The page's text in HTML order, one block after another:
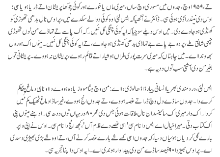
تے، ۱۹۵۹ وچ، جدوں میں مسوری وچ ساں، میری ماں یا خورے ہور کوئی چوکھا پریشان اتے ڈریا ہویا سی؛
اوس دی نیندر اُڈی ہوئی سی۔ ڈاکٹر نے آکھیا کہ ایس لئی اوہ کوئی دوا لے سکدے نیں، پر اوس نال بدھی تھوڑی کو
کھنڈی ہو جاوے دی۔ میں اوس ویلے سوچیا کہ ایہ کوئی چنگی گل نئیں۔ کہ اک پاسے تے تہاڈے من نوں تھوڑی
جیہی شانتی ملے، پر دوجے پاسے جے تہاڈی بدھی کھنڈی ہو جاوے، تے ایہ کوئی چنگی گل نئیں۔ مینوں اک ہور ول
بھاوندا اے۔ میں چاہناں کہ میری سرت پوری طراں ہوشیار اتے قائم رہوے، پریشان نہ ہووے۔ پریشانی توں
بغیر من دی آشتی سب توں ودیہ ہے۔
ایس لئی، دردمندی بھریا انسانی پیار ڈاڈھا لوڑی دا اے: من وچ جنّا موہ زیادہ ہووے دا اونا ہی دماغ چنگا کم
کرے دا۔ جدوں ساڈے دل وچ ڈر اتے غصہ ہووے، تے جدوں انج ہووے، فیر ساڈا دماغ ٹھیک کم نئیں
کردا۔ اک وار میری اک سائینسدان نال ملاقات ہوئی جس دی عمر ۸۰ ورہیاں توں ودھ سی۔ اوہنے مینوں اپنی
اک کتاب دتی۔ میرا خیال اے ایس دا نام سی 'اسی غصے دے غلام آں'، کجھ انج دا نام سی۔ اوس نے اپنی واپر
بارے گل کردیاں ہوئیاں دسیا، کہ جدوں اسی کسے شے بارے غصہ کرنے آں، تے اوہ شے بڑی بھیڑی دسدی
اے۔ پر اوس بھیڑ دا ۹۰ فیصد ساڈے من دی پیداوار ہوندی اے۔ ایہ اوس دا اپنا تجربہ سی۔